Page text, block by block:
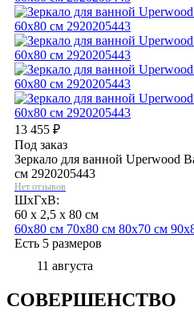
13 455 ₽
Под заказ
Зеркало для ванной Uperwood
см 2920205443
Нет отзывов
ШхГхВ:
60 x 2,5 x 80 см
60х80 см 70х80 см 80х70 см
Есть 5 размеров
11 августа
СОВЕРШЕНСТВО